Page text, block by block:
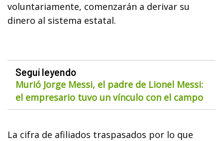
voluntariamente, comenzarán a derivar su
dinero al sistema estatal.
Seguí leyendo
Murió Jorge Messi, el padre de Lionel Messi:
el empresario tuvo un vínculo con el campo
La cifra de afiliados traspasados por lo que